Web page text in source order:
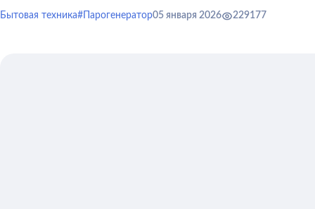
Бытовая техника#Парогенератор05 января 2026 229177